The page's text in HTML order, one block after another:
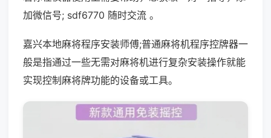
加微信号; sdf6770 随时交流 。
嘉兴本地麻将程序安装师傅;普通麻将机程序控牌器一
般是指通过一些无需对麻将机进行复杂安装操作就能
实现控制麻将牌功能的设备或工具。